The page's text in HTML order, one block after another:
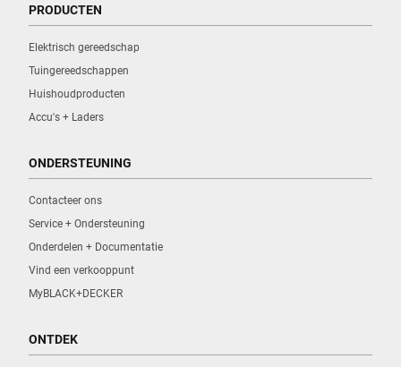
PRODUCTEN
Elektrisch gereedschap
Tuingereedschappen
Huishoudproducten
Accu's + Laders
ONDERSTEUNING
Contacteer ons
Service + Ondersteuning
Onderdelen + Documentatie
Vind een verkooppunt
MyBLACK+DECKER
ONTDEK